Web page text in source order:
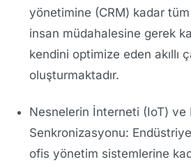
yönetimine (CRM) kadar
insan müdahalesine gerek
kendini optimize eden akıllı
oluşturmaktadır.
Nesnelerin İnterneti (IoT) ve
Senkronizasyonu:
ofis yönetim sistemlerine